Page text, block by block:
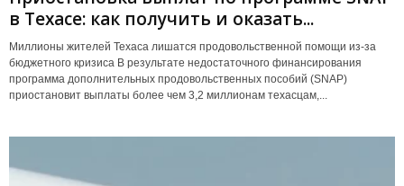
в Техасе: как получить и оказать...
Миллионы жителей Техаса лишатся продовольственной помощи из-за
бюджетного кризиса В результате недостаточного финансирования
программа дополнительных продовольственных пособий (SNAP)
приостановит выплаты более чем 3,2 миллионам техасцам,...